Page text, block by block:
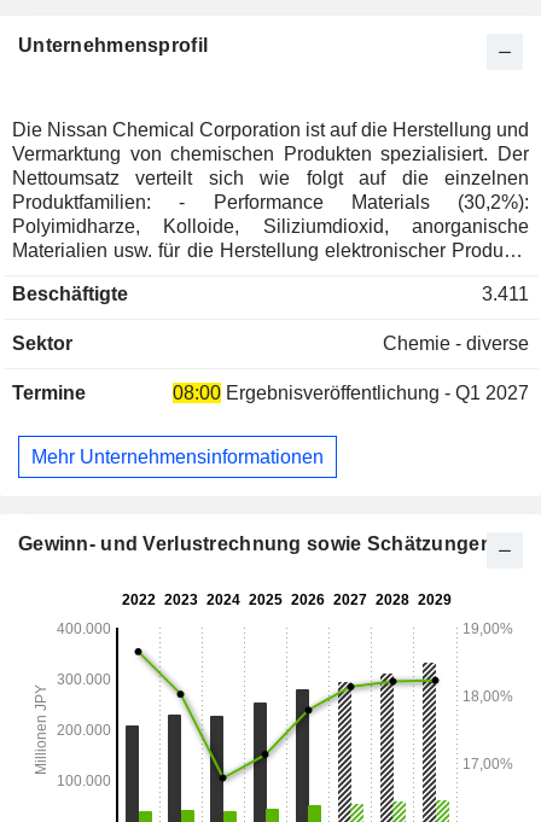
Unternehmensprofil
Die Nissan Chemical Corporation ist auf die Herstellung und
Vermarktung von chemischen Produkten spezialisiert. Der
Nettoumsatz verteilt sich wie folgt auf die einzelnen
Produktfamilien: - Performance Materials (30,2%):
Polyimidharze, Kolloide, Siliziumdioxid, anorganische
Materialien usw. für die Herstellung elektronischer Produkte
(25,1%): Insektizide (Marken Sanmite, Starmite, Mito-Kohne,
Permit), Düngemittel usw. - Grund- und Feinchemikalien
Ammoniak usw.; - Pharmazeutische Produkte (2,9%):
Bluthochdruck, Cholesterin usw.; - Sonstige (25,8%). Die
restlichen Umsätze (25,8%) stammen aus dem Handel mit
Asien (13,8%), Europa und die Vereinigten Staaten (13,7%).
Beschäftigte 3.411
Sektor Chemie - diverse
Termine 08:00 Ergebnisveröffentlichung - Q1 2027
Mehr Unternehmensinformationen
Gewinn- und Verlustrechnung sowie Schätzungen